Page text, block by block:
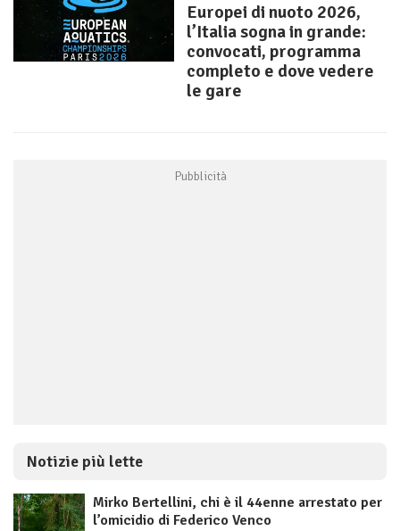
Europei di nuoto 2026,
l’Italia sogna in grande:
convocati, programma
completo e dove vedere
le gare
Notizie più lette
Mirko Bertellini, chi è il 44enne arrestato per
l’omicidio di Federico Venco